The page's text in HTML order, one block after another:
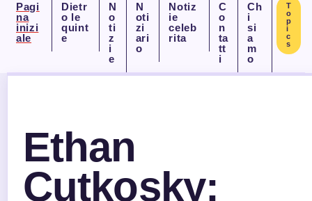
Pagi
na
inizi
ale
Dietr
o le
quint
e
N
o
ti
z
i
e
N
oti
zi
ari
o
Notiz
ie
celeb
rita
C
o
n
ta
tt
i
Ch
i
si
a
m
o
T
o
p
i
c
s
Ethan
Cutkosky: